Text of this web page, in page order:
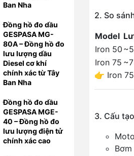
2. So
Model
Iron 50
Iron 75
👉 Iron
3. Cấu
Ban Nha
Đồng hồ đo dầu
GESPASA MG-
80A – Đồng hồ đo
lưu lượng dầu
Diesel cơ khí
chính xác từ Tây
Ban Nha
Đồng hồ đo dầu
GESPASA MGE-
40 – Đồng hồ đo
lưu lượng điện tử
chính xác cao